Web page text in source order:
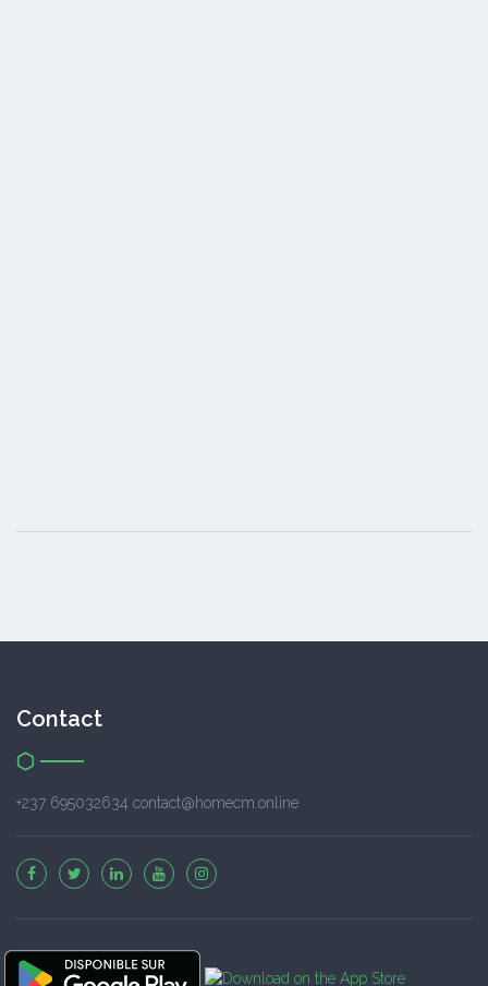
Contact
+237 695032634 contact@homecm.online